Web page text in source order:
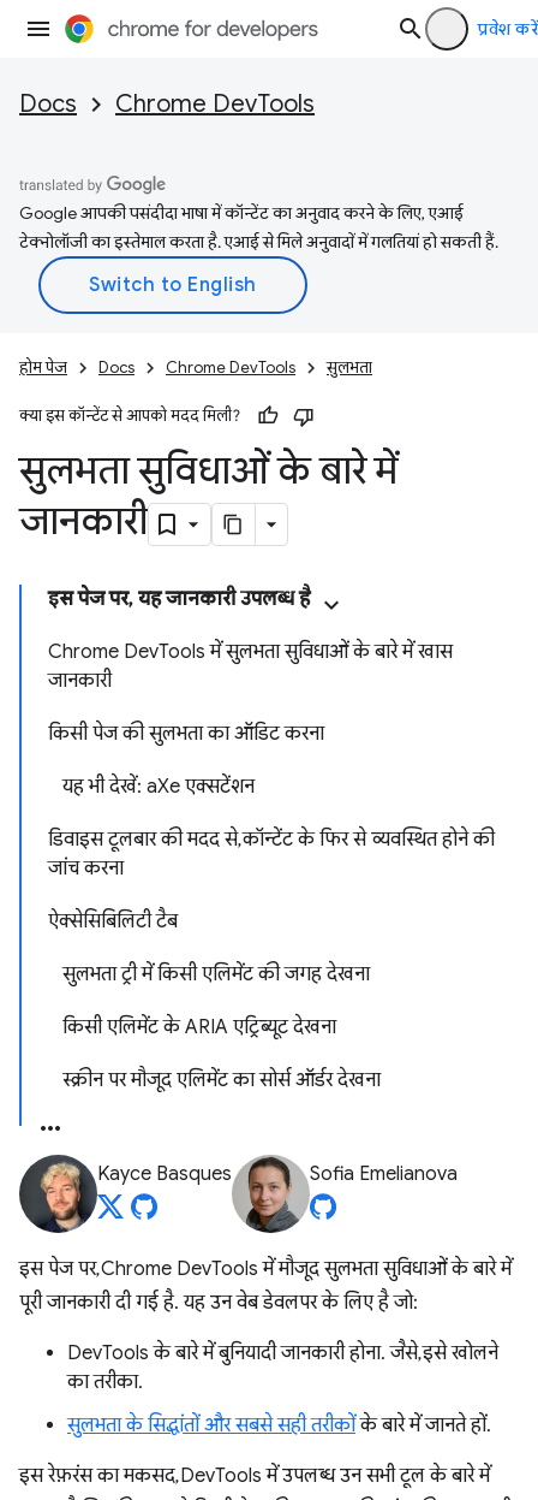
प्रवेश करें
Docs Chrome DevTools
Google आपकी पसंदीदा भाषा में कॉन्टेंट का अनुवाद करने के लिए, एआई
टेक्नोलॉजी का इस्तेमाल करता है. एआई से मिले अनुवादों में गलतियां हो सकती हैं.
होम पेज Docs Chrome DevTools सुलभता
क्या इस कॉन्टेंट से आपको मदद मिली?
सुलभता सुविधाओं के बारे में
जानकारी
इस पेज पर, यह जानकारी उपलब्ध है
Chrome DevTools में सुलभता सुविधाओं के बारे में खास
जानकारी
किसी पेज की सुलभता का ऑडिट करना
यह भी देखें: aXe एक्सटेंशन
डिवाइस टूलबार की मदद से, कॉन्टेंट के फिर से व्यवस्थित होने की
जांच करना
ऐक्सेसिबिलिटी टैब
सुलभता ट्री में किसी एलिमेंट की जगह देखना
किसी एलिमेंट के ARIA एट्रिब्यूट देखना
स्क्रीन पर मौजूद एलिमेंट का सोर्स ऑर्डर देखना
Kayce Basques Sofia Emelianova
इस पेज पर, Chrome DevTools में मौजूद सुलभता सुविधाओं के बारे में
पूरी जानकारी दी गई है. यह उन वेब डेवलपर के लिए है जो:
DevTools के बारे में बुनियादी जानकारी होना. जैसे, इसे खोलने
का तरीका.
सुलभता के सिद्धांतों और सबसे सही तरीकोंके बारे में जानते हों.
इस रेफ़रंस का मकसद, DevTools में उपलब्ध उन सभी टूल के बारे में